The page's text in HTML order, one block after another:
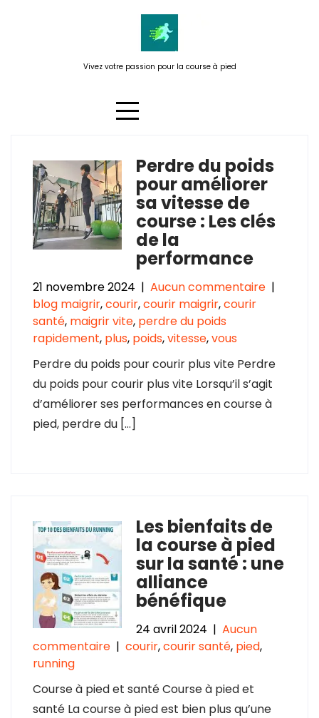
Vivez votre passion pour la course à pied
Catégorie : courir santé
Perdre du poids
pour améliorer
sa vitesse de
course : Les clés
de la
performance
21 novembre 2024 | Aucun commentaire |
blog maigrir,courir,courir maigrir,courir
santé, maigrir vite, perdre du poids
rapidement, plus, poids,vitesse,vous
Perdre du poids pour courir plus vite Perdre
du poids pour courir plus vite Lorsqu’il s’agit
d’améliorer ses performances en course à
pied, perdre du […]
Les bienfaits de
la course à pied
sur la santé : une
alliance
bénéfique
24 avril 2024 | Aucun
commentaire | courir,courir santé, pied,
running
Course à pied et santé Course à pied et
santé La course à pied est bien plus qu’une